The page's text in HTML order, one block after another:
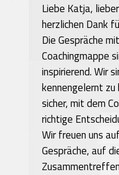
Liebe Katja,
herzlichen Dank
Die Gespräche
Coachingmappe
inspirierend. Wir
kennengelernt zu
sicher, mit dem
richtige
Wir freuen uns
Gespräche, auf